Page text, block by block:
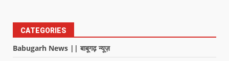
CATEGORIES
Babugarh News || बाबूगढ़ न्यूज़